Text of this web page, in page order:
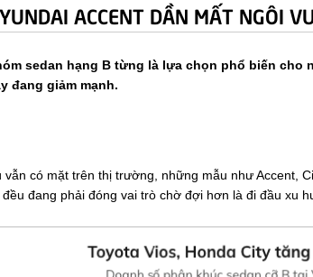
ACCENT DẦN MẤT NGÔI
sedan hạng B từng là lựa chọn phổ biến
đang giảm mạnh.
vẫn có mặt trên thị trường, những mẫu như Accent,
đều đang phải đóng vai trò chờ đợi hơn là đi đầu xu